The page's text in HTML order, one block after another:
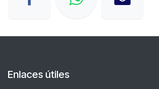
Enlaces útiles